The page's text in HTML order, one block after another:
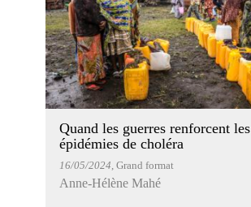
Quand les guerres renforcent les
épidémies de choléra
16/05/2024, Grand format
Anne-Hélène Mahé